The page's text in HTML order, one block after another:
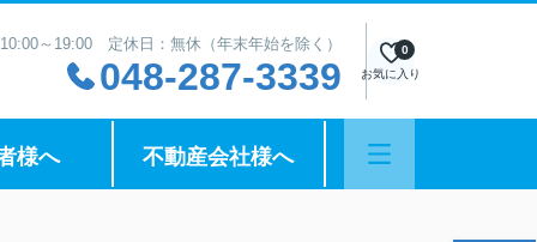
～19:00 定休日：無休（年末年始を除く）
048-287-3339 お気に入り
0
様へ 不動産会社様へ